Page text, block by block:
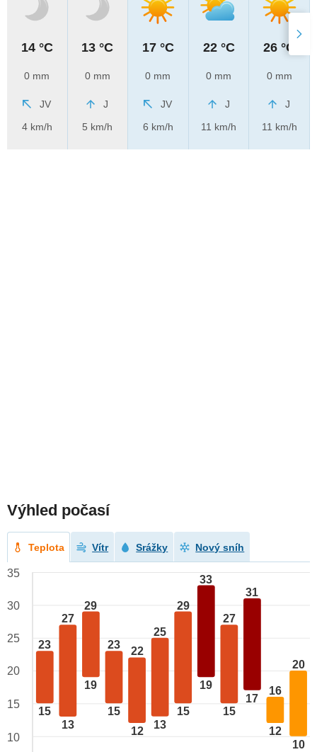
14 °C
0 mm
JV
4 km/h
13 °C
0 mm
J
5 km/h
17 °C
0 mm
JV
6 km/h
22 °C
0 mm
J
11 km/h
26 °C
0 mm
J
11 km/h
Výhled počasí
Teplota Vítr Srážky Nový sníh
23
15
27
13
29
19
23
15
22
12
25
13
29
15
33
19
27
15
31
17
16
12
20
10
35
30
25
20
15
10